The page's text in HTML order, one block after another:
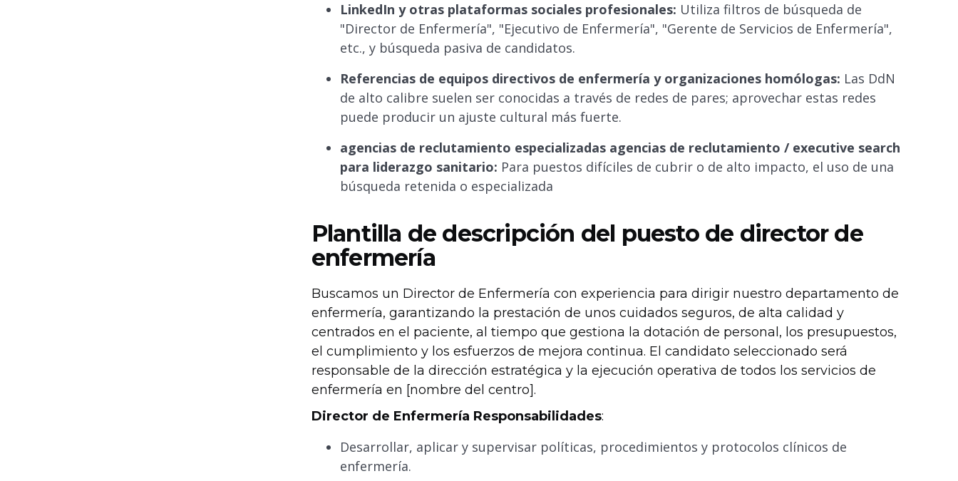
LinkedIn y otras plataformas sociales profesionales: Utiliza filtros de búsqueda de
"Director de Enfermería", "Ejecutivo de Enfermería", "Gerente de Servicios de Enfermería",
etc., y búsqueda pasiva de candidatos.
Referencias de equipos directivos de enfermería y organizaciones homólogas: Las DdN
de alto calibre suelen ser conocidas a través de redes de pares; aprovechar estas redes
puede producir un ajuste cultural más fuerte.
agencias de reclutamiento especializadas agencias de reclutamiento / executive search
para liderazgo sanitario: Para puestos difíciles de cubrir o de alto impacto, el uso de una
búsqueda retenida o especializada
Plantilla de descripción del puesto de director de
enfermería
Buscamos un Director de Enfermería con experiencia para dirigir nuestro departamento de
enfermería, garantizando la prestación de unos cuidados seguros, de alta calidad y
centrados en el paciente, al tiempo que gestiona la dotación de personal, los presupuestos,
el cumplimiento y los esfuerzos de mejora continua. El candidato seleccionado será
responsable de la dirección estratégica y la ejecución operativa de todos los servicios de
enfermería en [nombre del centro].
Director de Enfermería Responsabilidades:
Desarrollar, aplicar y supervisar políticas, procedimientos y protocolos clínicos de
enfermería.